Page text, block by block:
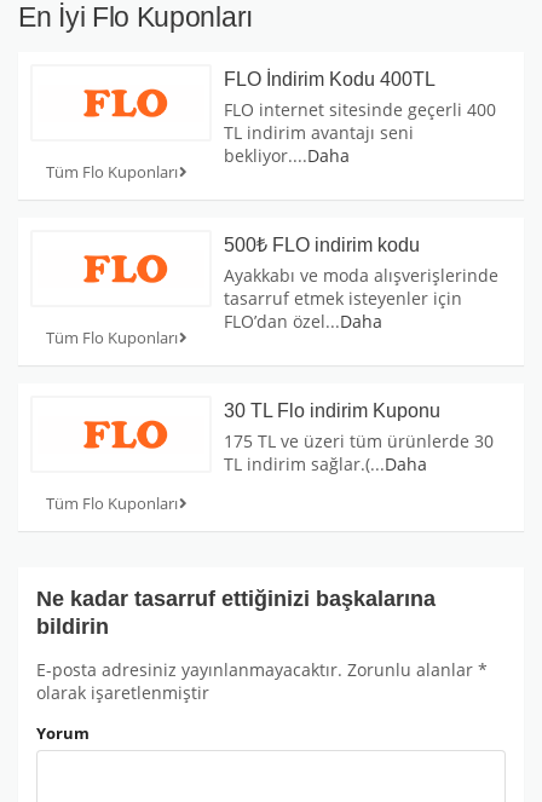
En İyi Flo Kuponları
Tüm Flo Kuponları
FLO İndirim Kodu 400TL
FLO internet sitesinde geçerli 400
TL indirim avantajı seni
bekliyor....Daha
Tüm Flo Kuponları
500₺ FLO indirim kodu
Ayakkabı ve moda alışverişlerinde
tasarruf etmek isteyenler için
FLO’dan özel...Daha
Tüm Flo Kuponları
30 TL Flo indirim Kuponu
175 TL ve üzeri tüm ürünlerde 30
TL indirim sağlar.(...Daha
Ne kadar tasarruf ettiğinizi başkalarına
bildirin
E-posta adresiniz yayınlanmayacaktır. Zorunlu alanlar *
olarak işaretlenmiştir
Yorum